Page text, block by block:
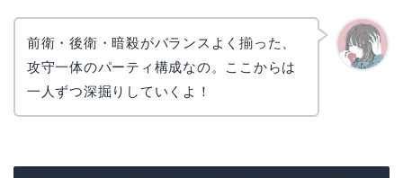
前衛・後衛・暗殺がバランスよく揃った、
攻守一体のパーティ構成なの。ここからは
一人ずつ深掘りしていくよ！